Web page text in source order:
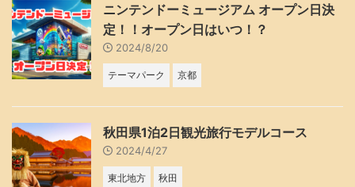
ニンテンドーミュージアム オープン日決
定！！オープン日はいつ！？
2024/8/20
テーマパーク 京都
秋田県1泊2日観光旅行モデルコース
2024/4/27
東北地方 秋田